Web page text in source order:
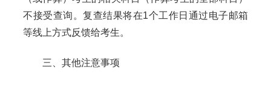
不接受查询。复查结果将在1个工作日通过电子邮箱
等线上方式反馈给考生。
三、其他注意事项